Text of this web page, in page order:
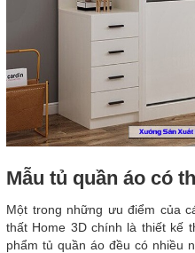
Mẫu tủ quần áo có
Một trong những ưu điểm của
thất Home 3D chính là thiết kế
phẩm tủ quần áo đều có nhiều